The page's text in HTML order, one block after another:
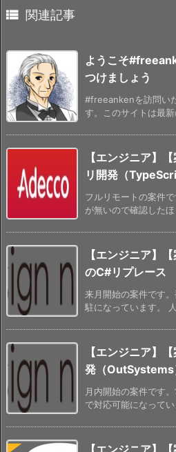
 関連記事
ようこそ
つけましょう
#freeankenを訪問い
す。このサイトは最
【エンジニア】
リ開発（
フルリモートの案件
が無いので確認した
【エンジニア】
のC#リプレース
来月開始の案件です
駐になっています。
【エンジニア】
発（OutSystems
月内開始の案件です
で対応可能になって
【エンジニア】